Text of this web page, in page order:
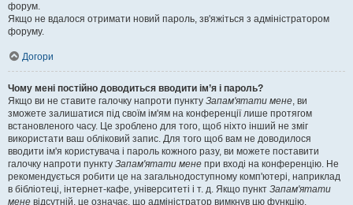
форум.
Якщо не вдалося отримати новий пароль, зв'яжіться з адміністратором
форуму.
Догори
Чому мені постійно доводиться вводити ім’я і пароль?
Якщо ви не ставите галочку напроти пункту Запам'ятати мене, ви
зможете залишатися під своїм ім'ям на конференції лише протягом
встановленого часу. Це зроблено для того, щоб ніхто інший не зміг
використати ваш обліковий запис. Для того щоб вам не доводилося
вводити ім'я користувача і пароль кожного разу, ви можете поставити
галочку напроти пункту Запам'ятати мене при вході на конференцію. Не
рекомендується робити це на загальнодоступному комп'ютері, наприклад
в бібліотеці, інтернет-кафе, університеті і т. д. Якщо пункт Запам'ятати
мене відсутній, це означає, що адміністратор вимкнув цю функцію.